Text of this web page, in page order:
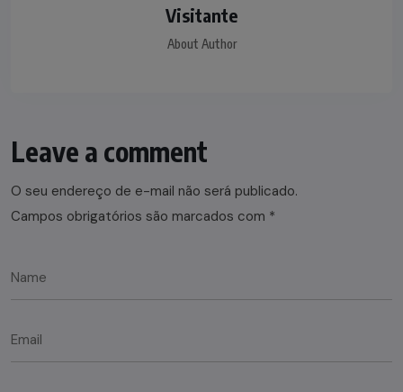
Visitante
About Author
Leave a comment
O seu endereço de e-mail não será publicado.
Campos obrigatórios são marcados com *